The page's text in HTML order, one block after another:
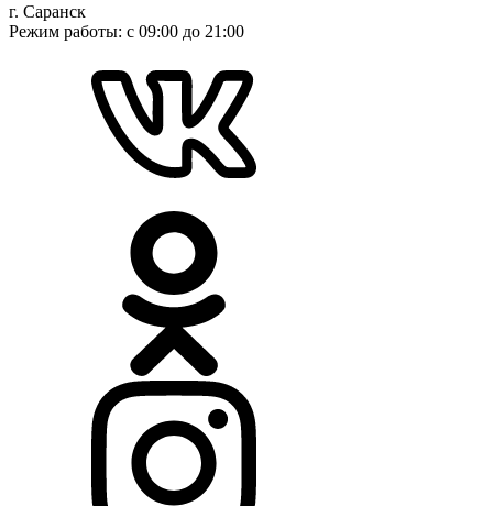
г. Саранск
Режим работы: с 09:00 до 21:00